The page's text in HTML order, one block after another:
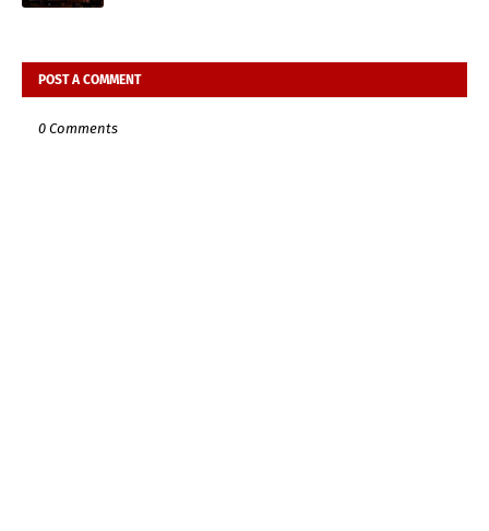
POST A COMMENT
0 Comments